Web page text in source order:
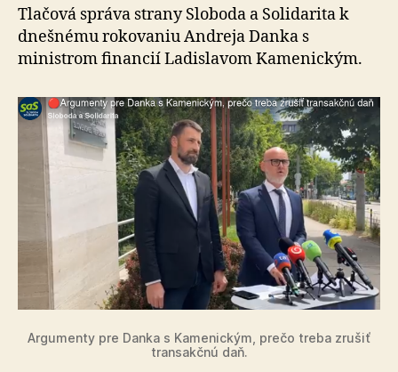
zrušiť
daň
a
Tlačová správa strany Sloboda a Solidarita k
dnešnému rokovaniu Andreja Danka s
ministrom financií La­dis­la­vom Kamenickým.
Argumenty pre Danka s Kamenickým, prečo treba zrušiť
transakčnú daň.